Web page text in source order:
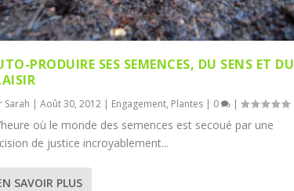
PRODUIRE SES SEMENCES, DU SENS ET DU
Sarah | Août 30, 2012| Engagement, Plantes| 0 |
où le monde des semences est secoué par une
de justice incroyablement...
SAVOIR PLUS